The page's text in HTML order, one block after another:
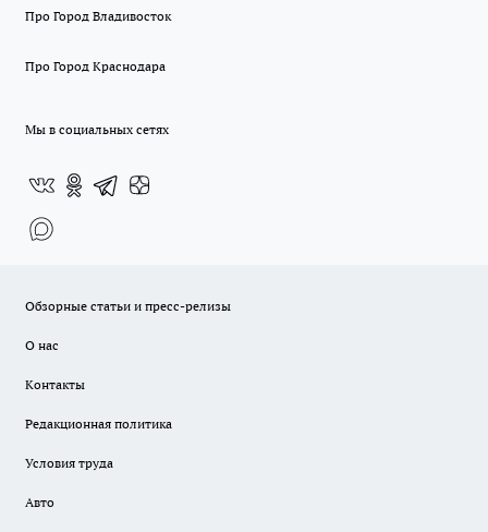
Про Город Владивосток
Про Город Краснодара
Мы в социальных сетях
Обзорные статьи и пресс-релизы
О нас
Контакты
Редакционная политика
Условия труда
Авто